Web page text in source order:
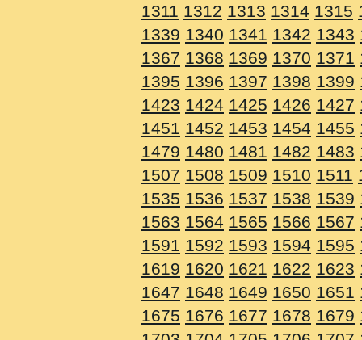
1311 1312 1313 1314 1315
1339 1340 1341 1342 1343
1367 1368 1369 1370 1371
1395 1396 1397 1398 1399
1423 1424 1425 1426 1427
1451 1452 1453 1454 1455
1479 1480 1481 1482 1483
1507 1508 1509 1510 1511
1535 1536 1537 1538 1539
1563 1564 1565 1566 1567
1591 1592 1593 1594 1595
1619 1620 1621 1622 1623
1647 1648 1649 1650 1651
1675 1676 1677 1678 1679